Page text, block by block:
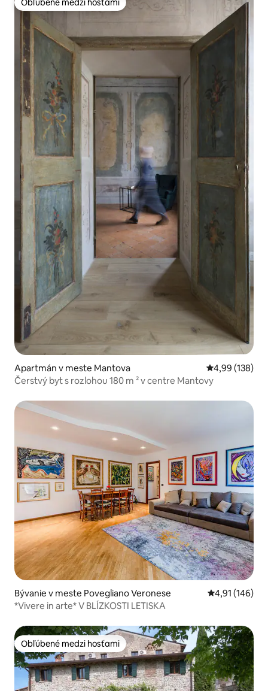
Obľúbené medzi hosťami
Obľúbené medzi hosťami
Apartmán v meste Mantova Priemerné
4,99 (138)
Čerstvý byt s rozlohou 180 m ² v centre Mantovy
Bývanie v meste Povegliano Veronese Priemerné
4,91 (146)
*Vivere in arte* V BLÍZKOSTI LETISKA
Obľúbené medzi hosťami
Obľúbené medzi hosťami